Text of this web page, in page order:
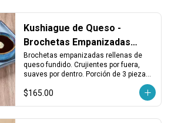
Kushiague de Queso -
Brochetas Empanizadas
Rellenas de Queso Fundido
(3 pzas)
Brochetas empanizadas rellenas de
queso fundido. Crujientes por fuera,
suaves por dentro. Porción de 3 piezas,
ideales como entrada o para compartir.
$165.00